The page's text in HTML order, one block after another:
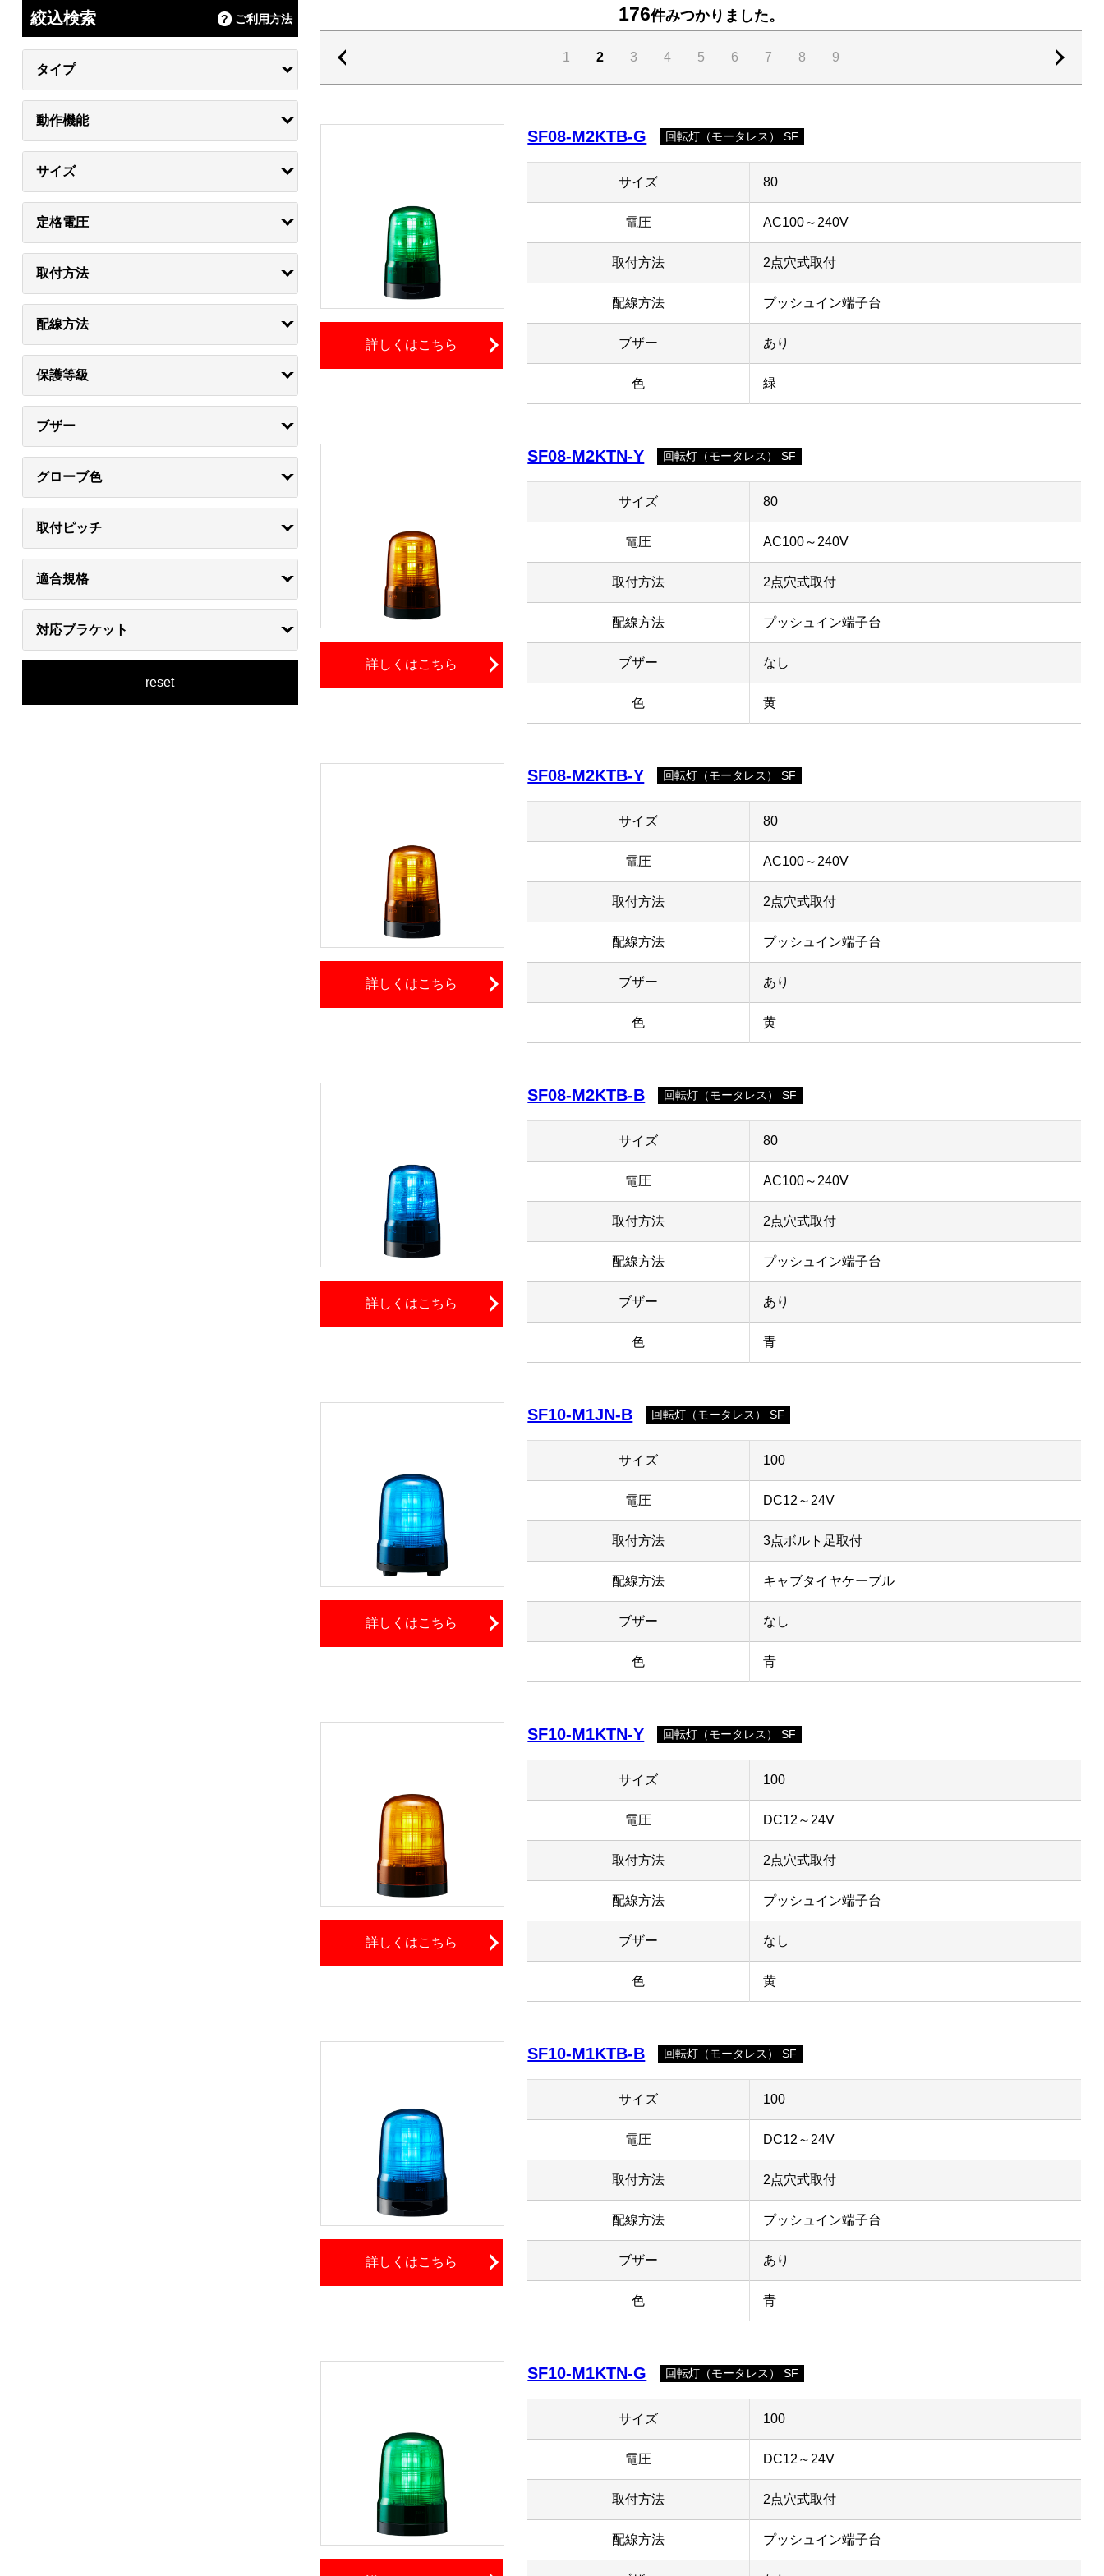
絞込検索 ご利用方法
タイプ
動作機能
サイズ
定格電圧
取付方法
配線方法
保護等級
ブザー
グローブ色
取付ピッチ
適合規格
対応ブラケット
reset
176件みつかりました。
1 2 3 4 5 6 7 8 9
詳しくはこちら
SF08-M2KTB-G 回転灯（モータレス） SF
サイズ 80
電圧 AC100～240V
取付方法 2点穴式取付
配線方法 プッシュイン端子台
ブザー あり
色 緑
詳しくはこちら
SF08-M2KTN-Y 回転灯（モータレス） SF
サイズ 80
電圧 AC100～240V
取付方法 2点穴式取付
配線方法 プッシュイン端子台
ブザー なし
色 黄
詳しくはこちら
SF08-M2KTB-Y 回転灯（モータレス） SF
サイズ 80
電圧 AC100～240V
取付方法 2点穴式取付
配線方法 プッシュイン端子台
ブザー あり
色 黄
詳しくはこちら
SF08-M2KTB-B 回転灯（モータレス） SF
サイズ 80
電圧 AC100～240V
取付方法 2点穴式取付
配線方法 プッシュイン端子台
ブザー あり
色 青
詳しくはこちら
SF10-M1JN-B 回転灯（モータレス） SF
サイズ 100
電圧 DC12～24V
取付方法 3点ボルト足取付
配線方法 キャブタイヤケーブル
ブザー なし
色 青
詳しくはこちら
SF10-M1KTN-Y 回転灯（モータレス） SF
サイズ 100
電圧 DC12～24V
取付方法 2点穴式取付
配線方法 プッシュイン端子台
ブザー なし
色 黄
詳しくはこちら
SF10-M1KTB-B 回転灯（モータレス） SF
サイズ 100
電圧 DC12～24V
取付方法 2点穴式取付
配線方法 プッシュイン端子台
ブザー あり
色 青
SF10-M1KTN-G 回転灯（モータレス） SF
サイズ 100
電圧 DC12～24V
取付方法 2点穴式取付
配線方法 プッシュイン端子台